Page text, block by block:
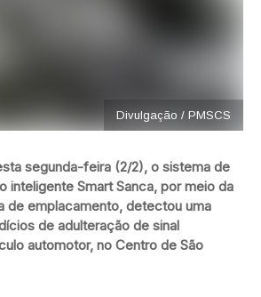
Divulgação / PMSCS
segunda-feira (2/2), o sistema de
inteligente Smart Sanca, por meio da
de emplacamento, detectou uma
de adulteração de sinal
automotor, no Centro de São